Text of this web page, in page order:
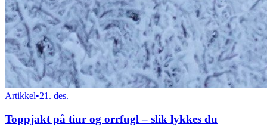
Artikkel•21. des.
Toppjakt på tiur og orrfugl – slik lykkes du